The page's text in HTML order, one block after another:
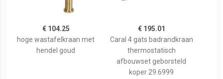
€ 104.25
hoge wastafelkraan met
hendel goud
€ 195.01
Caral 4 gats badrandkraan
thermostatisch
afbouwset geborsteld
koper 29.6999